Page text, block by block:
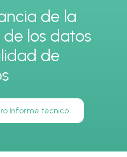
de la
los datos
de
informe técnico